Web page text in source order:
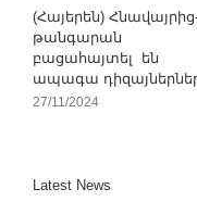
(Հայերեն)
թանգարան
բացահայտել են
ապագա
27/11/2024
Latest News